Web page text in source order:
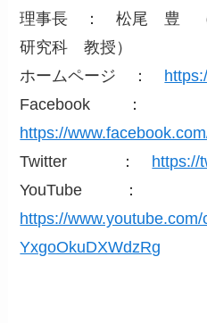
理事長 ： 松尾 豊 （
研究科 教授）
ホームページ ：
Facebook ：
https://
Twitter ： https://
YouTube ：
https://
YxgoOkuDXWdzRg